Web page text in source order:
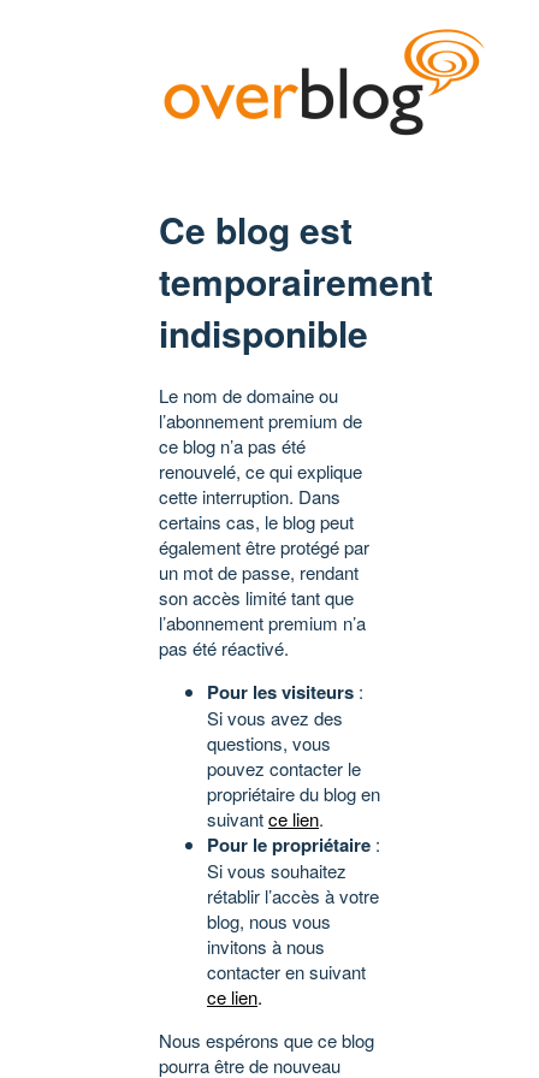
Ce blog est
temporairement
indisponible
Le nom de domaine ou
l’abonnement premium de
ce blog n’a pas été
renouvelé, ce qui explique
cette interruption. Dans
certains cas, le blog peut
également être protégé par
un mot de passe, rendant
son accès limité tant que
l’abonnement premium n’a
pas été réactivé.
Pour les visiteurs :
Si vous avez des
questions, vous
pouvez contacter le
propriétaire du blog en
suivantce lien.
Pour le propriétaire :
Si vous souhaitez
rétablir l’accès à votre
blog, nous vous
invitons à nous
contacter en suivant
ce lien.
Nous espérons que ce blog
pourra être de nouveau